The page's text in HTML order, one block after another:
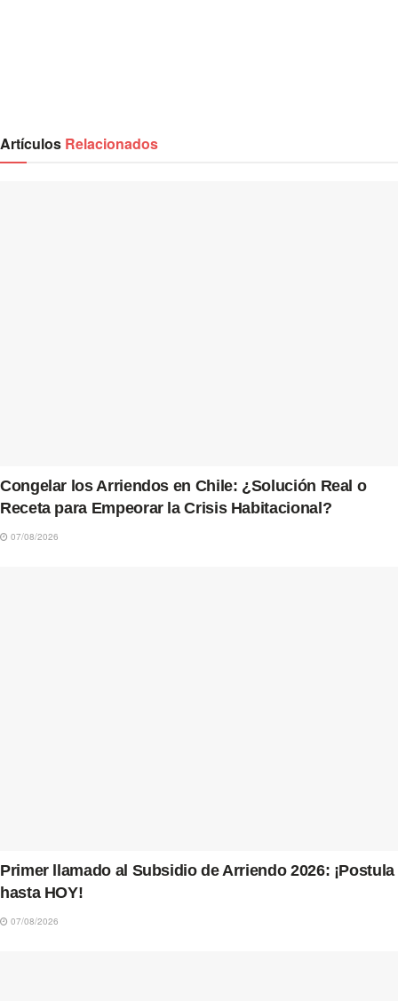
Artículos Relacionados
Congelar los Arriendos en Chile: ¿Solución Real o
Receta para Empeorar la Crisis Habitacional?
07/08/2026
Primer llamado al Subsidio de Arriendo 2026: ¡Postula
hasta HOY!
07/08/2026